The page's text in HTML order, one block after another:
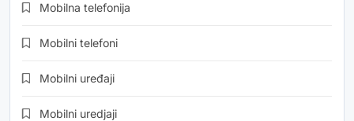
Mobilna telefonija
Mobilni telefoni
Mobilni uređaji
Mobilni uredjaji